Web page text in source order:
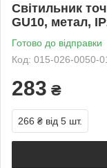
Світильник
GU10, метал,
Готово до відправки
Код: 015-026-0050-
283 ₴
266 ₴ від 5 шт.